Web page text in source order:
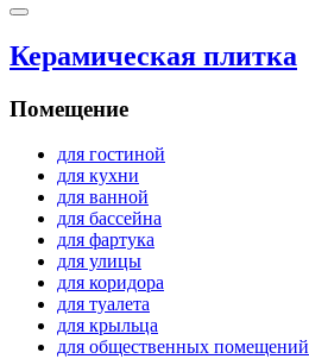
Керамическая плитка
Помещение
для гостиной
для кухни
для ванной
для бассейна
для фартука
для улицы
для коридора
для туалета
для крыльца
для общественных помещений